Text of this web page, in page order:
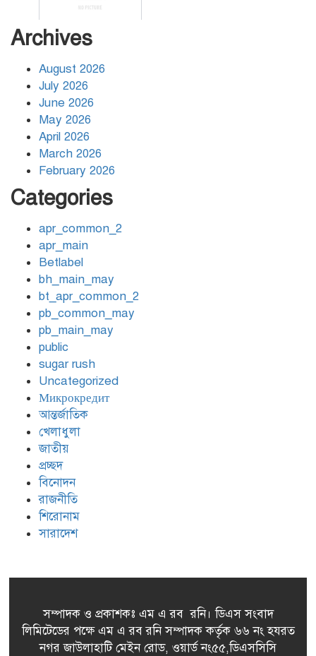
৬
৭
১০
Archives
August 2026
July 2026
June 2026
May 2026
April 2026
March 2026
February 2026
Categories
apr_common_2
apr_main
Betlabel
bh_main_may
bt_apr_common_2
pb_common_may
pb_main_may
public
sugar rush
Uncategorized
Микрокредит
আন্তর্জাতিক
খেলাধুলা
জাতীয়
প্রচ্ছদ
বিনোদন
রাজনীতি
শিরোনাম
সারাদেশ
সম্পাদক ও প্রকাশকঃ এম এ রব রনি। ডিএস সংবাদ
লিমিটেডের পক্ষে এম এ রব রনি সম্পাদক কর্তৃক ৬৬ নং হযরত
নগর জাউলাহাটি মেইন রোড, ওয়ার্ড নং৫৫,ডিএসসিসি